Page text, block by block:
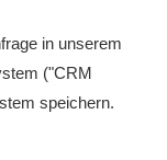
in unserem
("CRM
speichern.